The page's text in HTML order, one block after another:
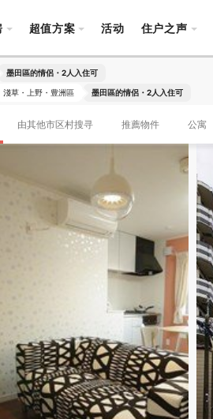
超值方案 活动 住户之声
墨田區的情侶・2人入住可
淺草・上野・豊洲區 墨田區的情侶・2人入住可
由其他市区村搜寻 推薦物件 公寓